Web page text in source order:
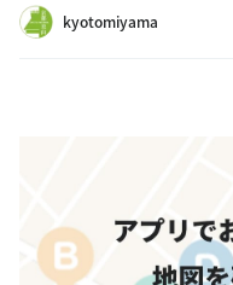
kyotomiyama